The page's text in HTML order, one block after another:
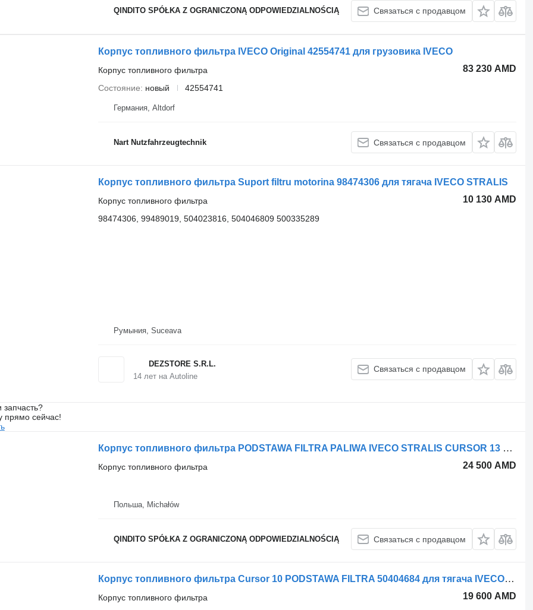
QINDITO SPÓŁKA Z OGRANICZONĄ ODPOWIEDZIALNOŚCIĄ Связаться с продавцом
Корпус топливного фильтра IVECO Original 42554741 для грузовика IVECO
83 230 AMD
Корпус топливного фильтра
Состояние
новый 42554741
Германия, Altdorf
Nart Nutzfahrzeugtechnik Связаться с продавцом
Корпус топливного фильтра Suport filtru motorina 98474306 для тягача IVECO STRALIS
10 130 AMD
Корпус топливного фильтра
98474306, 99489019, 504023816, 504046809 500335289
Румыния, Suceava
DEZSTORE S.R.L.
14лет на Autoline
Связаться с продавцом
прямо сейчас!
Корпус топливного фильтра PODSTAWA FILTRA PALIWA IVECO STRALIS CURSOR 13 для тягача IVECO STRALIS CURSOR 13
24 500 AMD
Корпус топливного фильтра
Польша, Michałów
QINDITO SPÓŁKA Z OGRANICZONĄ ODPOWIEDZIALNOŚCIĄ Связаться с продавцом
Корпус топливного фильтра Cursor 10 PODSTAWA FILTRA 50404684 для тягача IVECO STRALIS
19 600 AMD
Корпус топливного фильтра